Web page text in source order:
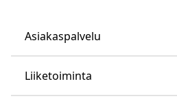
Asiakaspalvelu
Liiketoiminta